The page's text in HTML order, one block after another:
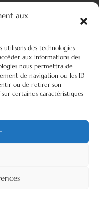
aux
utilisons des technologies
aux informations des
nous permettra de
de navigation ou les ID
ou de retirer son
certaines caractéristiques
légales
Alpes